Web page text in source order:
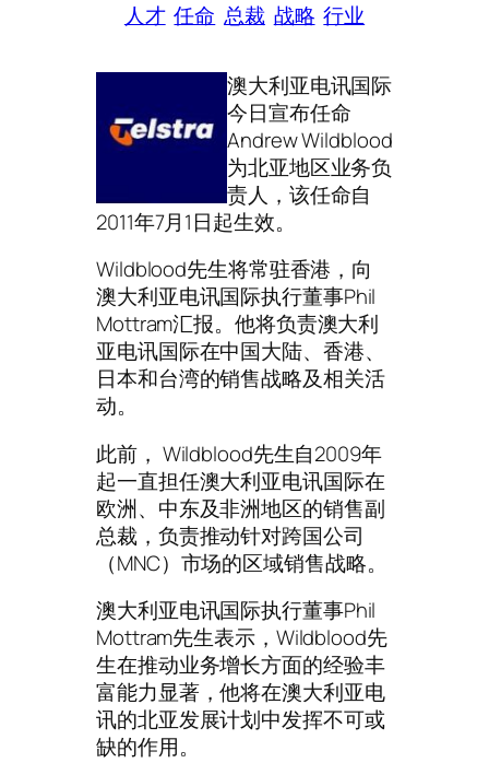
人才 任命 总裁 战略 行业
澳大利亚电讯国际
今日宣布任命
Andrew Wildblood
为北亚地区业务负
责人，该任命自
2011年7月1日起生效。
Wildblood先生将常驻香港，向
澳大利亚电讯国际执行董事Phil
Mottram汇报。他将负责澳大利
亚电讯国际在中国大陆、香港、
日本和台湾的销售战略及相关活
动。
此前， Wildblood先生自2009年
起一直担任澳大利亚电讯国际在
欧洲、中东及非洲地区的销售副
总裁，负责推动针对跨国公司
（MNC）市场的区域销售战略。
澳大利亚电讯国际执行董事Phil
Mottram先生表示，Wildblood先
生在推动业务增长方面的经验丰
富能力显著，他将在澳大利亚电
讯的北亚发展计划中发挥不可或
缺的作用。